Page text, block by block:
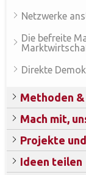
Netzwerke
Die befreite
Direkte
Methoden &
Mach mit,
Projekte
Ideen teilen